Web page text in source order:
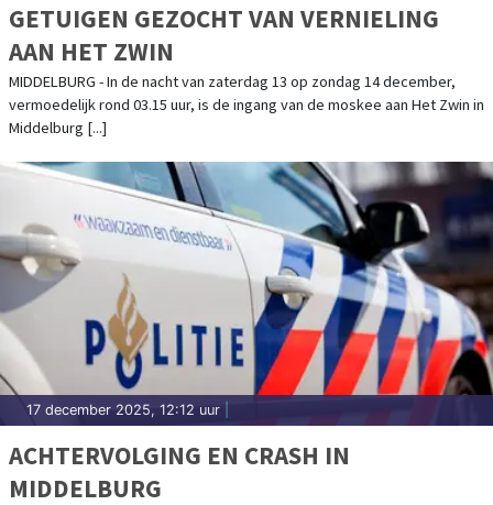
GETUIGEN GEZOCHT VAN VERNIELING
AAN HET ZWIN
MIDDELBURG - In de nacht van zaterdag 13 op zondag 14 december,
vermoedelijk rond 03.15 uur, is de ingang van de moskee aan Het Zwin in
Middelburg [...]
17 december 2025, 12:12 uur
ACHTERVOLGING EN CRASH IN
MIDDELBURG